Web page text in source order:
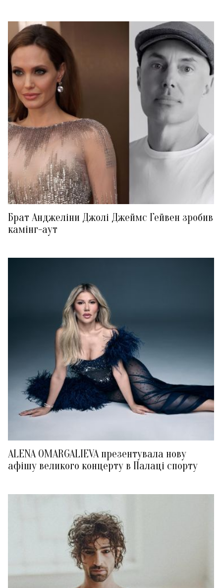
Брат Анджеліни Джолі Джеймс Гейвен зробив
камінг-аут
ALENA OMARGALIEVA презентувала нову
афішу великого концерту в Палаці спорту